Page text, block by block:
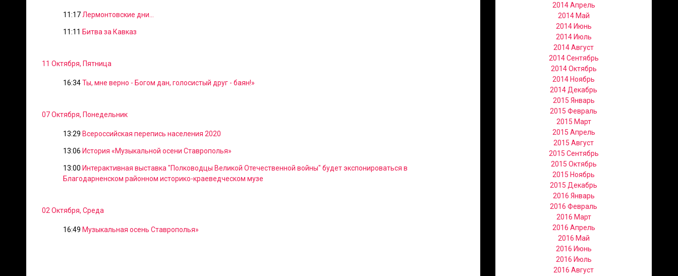
11:17 Лермонтовские дни...
11:11 Битва за Кавказ
11 Октября, Пятница
16:34Ты, мне верно - Богом дан, голосистый друг - баян!»
07 Октября, Понедельник
13:29 Всероссийская перепись населения 2020
13:06 История «Музыкальной осени Ставрополья»
13:00 Интерактивная выставка "Полководцы Великой Отечественной войны" будет экспонироваться в
Благодарненском районном историко-краеведческом музе
02 Октября, Среда
16:49 Музыкальная осень Ставрополья»
2014 Апрель
2014 Май
2014 Июнь
2014 Июль
2014 Август
2014 Сентябрь
2014 Октябрь
2014 Ноябрь
2014 Декабрь
2015 Январь
2015 Февраль
2015 Март
2015 Апрель
2015 Август
2015 Сентябрь
2015 Октябрь
2015 Ноябрь
2015 Декабрь
2016 Январь
2016 Февраль
2016 Март
2016 Апрель
2016 Май
2016 Июнь
2016 Июль
2016 Август